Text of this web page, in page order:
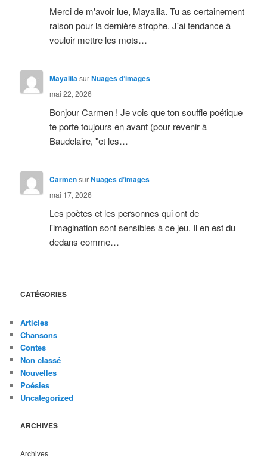
Merci de m'avoir lue, Mayalila. Tu as certainement
raison pour la dernière strophe. J'ai tendance à
vouloir mettre les mots…
MayalilasurNuages d’images
mai 22, 2026
Bonjour Carmen ! Je vois que ton souffle poétique
te porte toujours en avant (pour revenir à
Baudelaire, "et les…
CarmensurNuages d’images
mai 17, 2026
Les poètes et les personnes qui ont de
l'imagination sont sensibles à ce jeu. Il en est du
dedans comme…
CATÉGORIES
Articles
Chansons
Contes
Non classé
Nouvelles
Poésies
Uncategorized
ARCHIVES
Archives